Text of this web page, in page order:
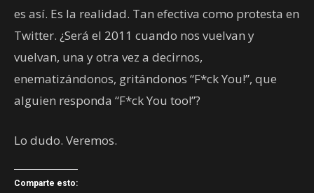
es así. Es la realidad. Tan efectiva como protesta en
Twitter. ¿Será el 2011 cuando nos vuelvan y
vuelvan, una y otra vez a decirnos,
enematizándonos, gritándonos “F*ck You!”, que
alguien responda “F*ck You too!”?
Lo dudo. Veremos.
Comparte esto: